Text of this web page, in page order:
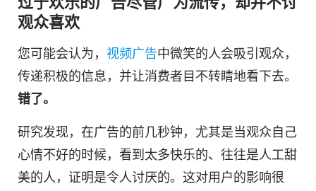
观众喜欢
您可能会认为， 视频广告中微笑的人会吸引观众，
传递积极的信息，并让消费者目不转睛地看下去。
错了。
研究发现，在广告的前几秒钟，尤其是当观众自己
心情不好的时候，看到太多快乐的、往往是人工甜
美的人，证明是令人讨厌的。这对用户的影响很